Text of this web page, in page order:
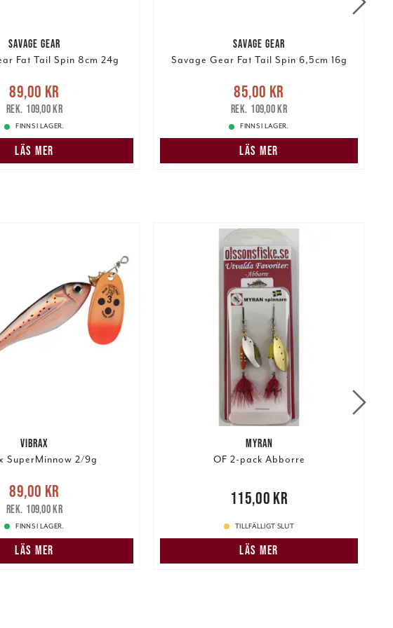
SAVAGE GEAR
Fat Tail Spin 8cm 24g
pris :89,00 kr
pris:109,00 kr
89,00 kr
109,00 kr
FINNS I LAGER.
LÄS MER
SAVAGE GEAR
Savage Gear Fat Tail Spin 6,5cm 16g
Nuvarande pris :85,00 kr
pris:109,00 kr
85,00 kr
109,00 kr
FINNS I LAGER.
LÄS MER
VIBRAX
SuperMinnow 2/9g
pris :89,00 kr
pris: 109,00 kr
89,00 kr
109,00 kr
FINNS I LAGER.
LÄS MER
MYRAN
OF 2-pack Abborre
115,00 kr115,00 kr
TILLFÄLLIGT SLUT
LÄS MER